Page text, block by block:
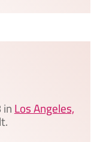
inLos Angeles,